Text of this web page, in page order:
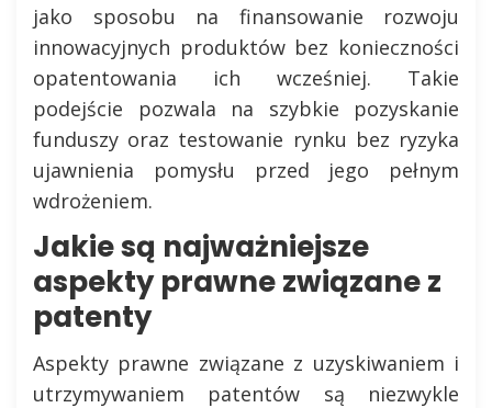
jako sposobu na finansowanie rozwoju
innowacyjnych produktów bez konieczności
opatentowania ich wcześniej. Takie
podejście pozwala na szybkie pozyskanie
funduszy oraz testowanie rynku bez ryzyka
ujawnienia pomysłu przed jego pełnym
wdrożeniem.
Jakie są najważniejsze
aspekty prawne związane z
patenty
Aspekty prawne związane z uzyskiwaniem i
utrzymywaniem patentów są niezwykle